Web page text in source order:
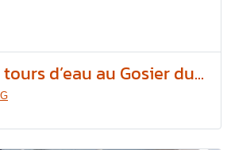
d’eau au Gosier du...